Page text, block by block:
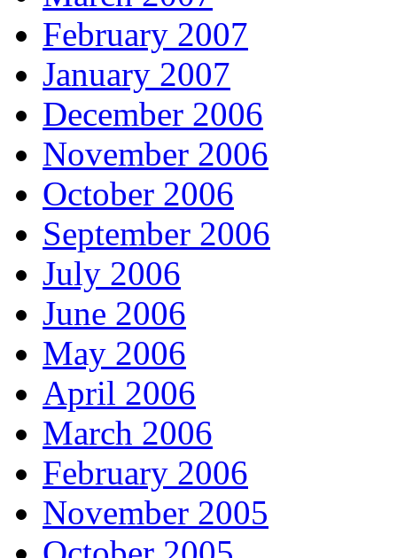
February 2007
January 2007
December 2006
November 2006
October 2006
September 2006
July 2006
June 2006
May 2006
April 2006
March 2006
February 2006
November 2005